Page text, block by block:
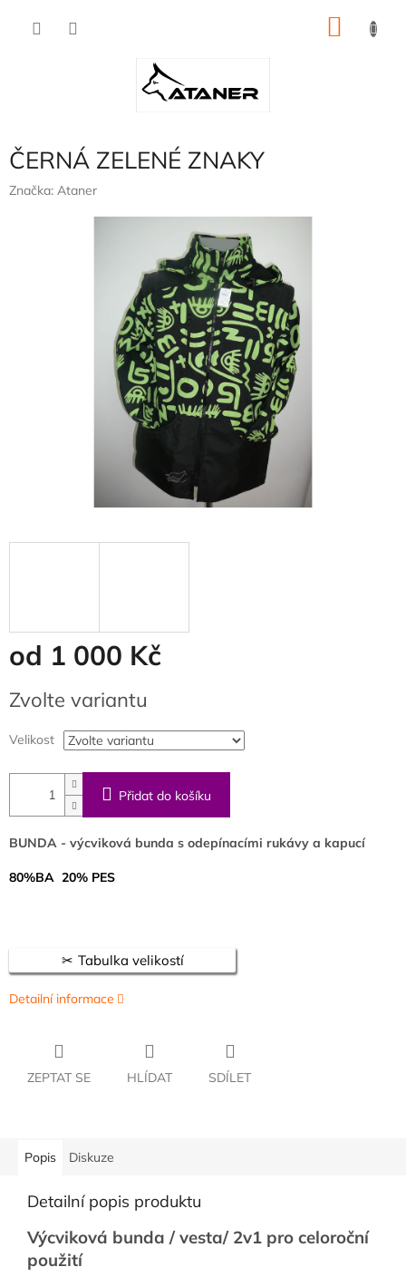
ČERNÁ ZELENÉ ZNAKY
Značka: Ataner
od 1 000 Kč
cena:
Zvolte variantu
Velikost
Přidat do košíku
BUNDA - výcviková bunda s odepínacími rukávy a kapucí
80%BA 20% PES
Tabulka velikostí
Detailní informace
ZEPTAT SE HLÍDAT SDÍLET
Popis Diskuze
Detailní popis produktu
Výcviková bunda / vesta/ 2v1 pro celoroční
použití